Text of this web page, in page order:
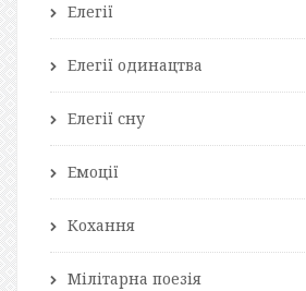
Елегії
Елегії одинацтва
Елегії сну
Емоції
Кохання
Мілітарна поезія